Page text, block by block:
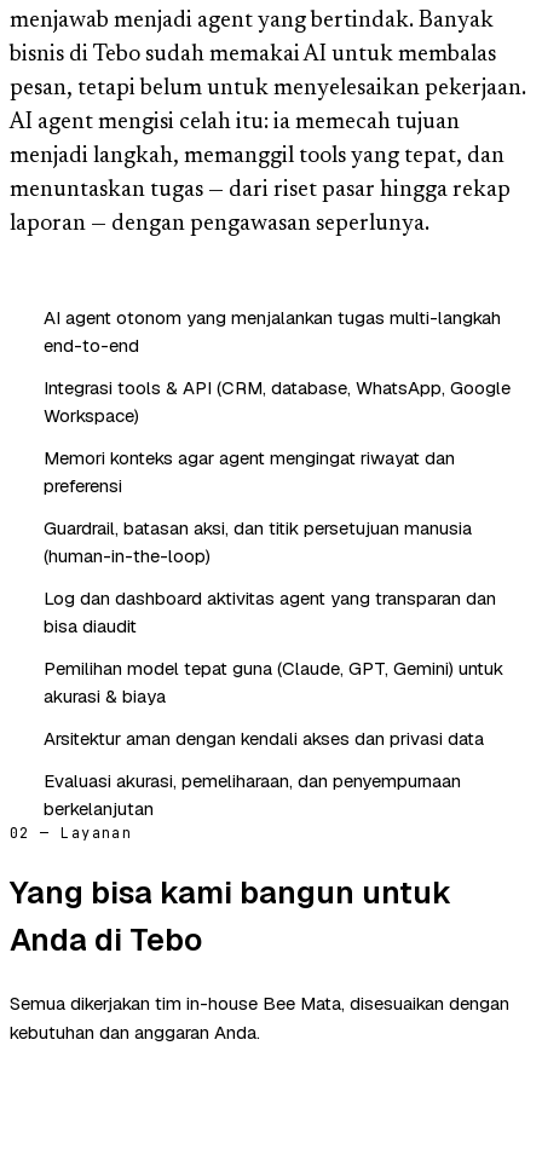
menjawab menjadi agent yang bertindak. Banyak
bisnis di Tebo sudah memakai AI untuk membalas
pesan, tetapi belum untuk menyelesaikan pekerjaan.
AI agent mengisi celah itu: ia memecah tujuan
menjadi langkah, memanggil tools yang tepat, dan
menuntaskan tugas — dari riset pasar hingga rekap
laporan — dengan pengawasan seperlunya.
AI agent otonom yang menjalankan tugas multi-langkah
end-to-end
Integrasi tools & API (CRM, database, WhatsApp, Google
Workspace)
Memori konteks agar agent mengingat riwayat dan
preferensi
Guardrail, batasan aksi, dan titik persetujuan manusia
(human-in-the-loop)
Log dan dashboard aktivitas agent yang transparan dan
bisa diaudit
Pemilihan model tepat guna (Claude, GPT, Gemini) untuk
akurasi & biaya
Arsitektur aman dengan kendali akses dan privasi data
Evaluasi akurasi, pemeliharaan, dan penyempurnaan
berkelanjutan
02 — Layanan
Yang bisa kami bangun untuk
Anda di Tebo
Semua dikerjakan tim in-house Bee Mata, disesuaikan dengan
kebutuhan dan anggaran Anda.